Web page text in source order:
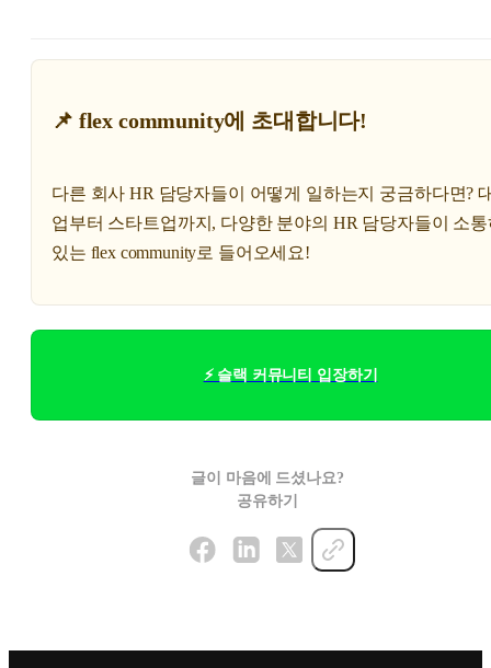
📌 flex community에 초대합니다!
다른 회사 HR 담당자들이 어떻게 일하는지 궁금하다면?
업부터 스타트업까지, 다양한 분야의 HR 담당자들이 소
있는 flex community로 들어오세요!
⚡ 슬랙 커뮤니티 입장하기
글이 마음에 드셨나요?
공유하기